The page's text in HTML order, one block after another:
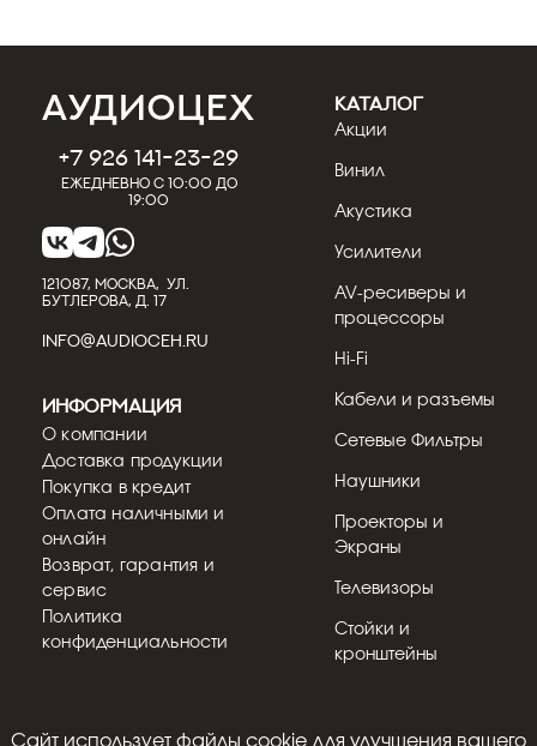
31.07.2026
Кострицын Евгений
Обзор сабвуфера REL T/9x: пик
возможностей серии T/x
REL T/9x — это пик того, на что способна
серия T/x британского бренда. Если для
кинотеатра или музык...
Подробнее
+7 926 141-23-29
Ежедневно с 10:00 до
19:00
121087, МОСКВА, УЛ.
БУТЛЕРОВА, Д. 17
INFO@AUDIOCEH.RU
КАТАЛОГ
Акции
Винил
Акустика
Усилители
AV-ресиверы и
процессоры
Hi-Fi
Кабели и разъемы
Сетевые Фильтры
Наушники
Проекторы и
Экраны
Телевизоры
Стойки и
кронштейны
Информация
О компании
Доставка продукции
Покупка в кредит
Оплата наличными и
онлайн
Возврат, гарантия и
сервис
Политика
конфиденциальности
Cайт использует файлы cookie для улучшения вашего